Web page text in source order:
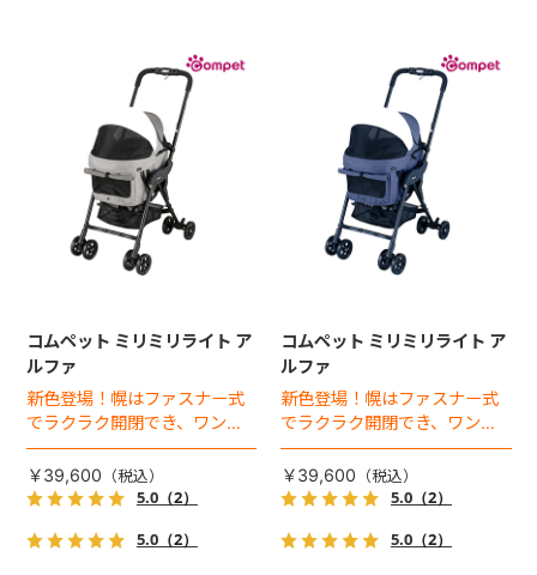
コムペット ミリミリライト ア
ルファ
新色登場！幌はファスナー式
でラクラク開閉でき、ワンち
ゃんやネコちゃんの抜け出し
を防止！キャリー部前面にメ
ッシュがプラスされた通気性
リーズです。
￥39,600
5.0（2）
5.0（2）
コムペット ミリミリライト ア
ルファ
新色登場！幌はファスナー式
でラクラク開閉でき、ワンち
ゃんやネコちゃんの抜け出し
を防止！キャリー部前面にメ
ッシュがプラスされた通気性
リーズです。
￥39,600
5.0（2）
5.0（2）